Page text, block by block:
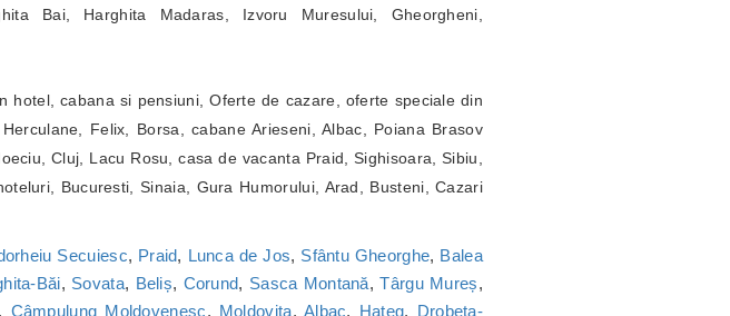
Bai, Harghita Madaras, Izvoru Muresului, Gheorgheni,
hotel, cabana si pensiuni, Oferte de cazare, oferte speciale din
Felix, Borsa, cabane Arieseni, Albac, Poiana Brasov
Cluj, Lacu Rosu, casa de vacanta Praid, Sighisoara, Sibiu,
Bucuresti, Sinaia, Gura Humorului, Arad, Busteni, Cazari
Secuiesc, Praid, Lunca de Jos, Sfântu Gheorghe, Balea
Băi, Sovata, Beliș, Corund, Sasca Montană,Târgu Mureș,
, Câmpulung Moldovenesc, Moldovița, Albac, Hațeg, Drobeta-